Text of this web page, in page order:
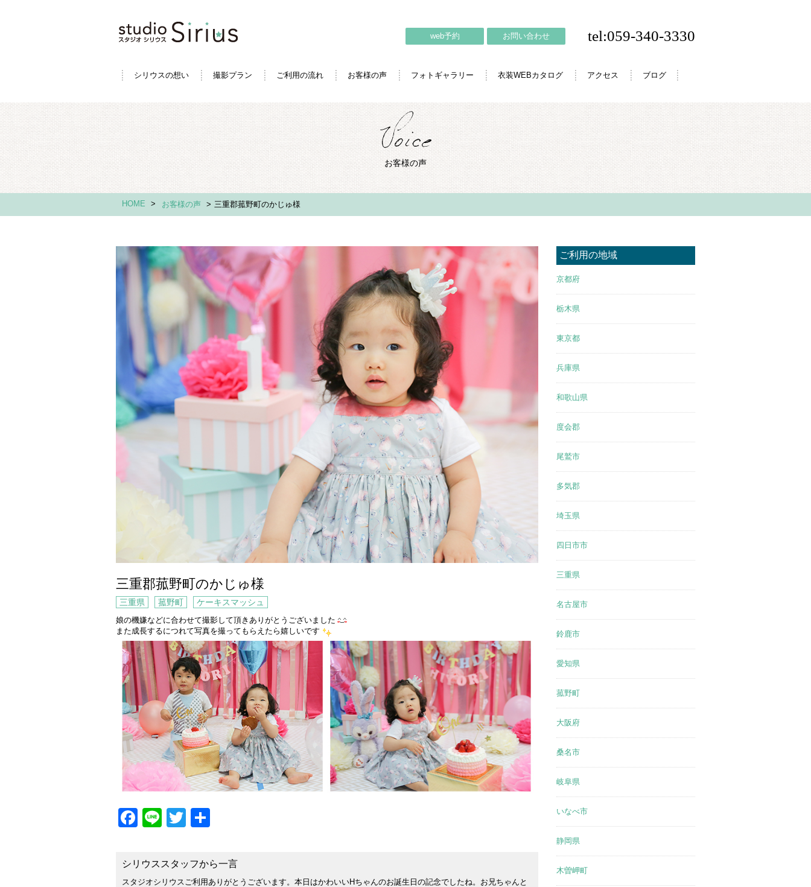
シリウスの想い 撮影プラン ご利用の流れ お客様の声 フォトギャラリー 衣装WEBカタログ アクセス ブログ
web予約 お問い合わせ tel:059-340-3330
お客様の声
HOME > お客様の声 > 三重郡菰野町のかじゅ様
三重郡菰野町のかじゅ様
三重県 菰野町 ケーキスマッシュ
娘の機嫌などに合わせて撮影して頂きありがとうございました
また成長するにつれて写真を撮ってもらえたら嬉しいです
Facebook
LineTwitter
シリウススタッフから一言
スタジオシリウスご利用ありがとうございます。本日はかわいいHちゃんのお誕生日の記念でしたね。お兄ちゃんと
ご利用の地域
京都府
栃木県
東京都
兵庫県
和歌山県
度会郡
尾鷲市
多気郡
埼玉県
四日市市
三重県
名古屋市
鈴鹿市
愛知県
菰野町
大阪府
桑名市
岐阜県
いなべ市
静岡県
木曽岬町